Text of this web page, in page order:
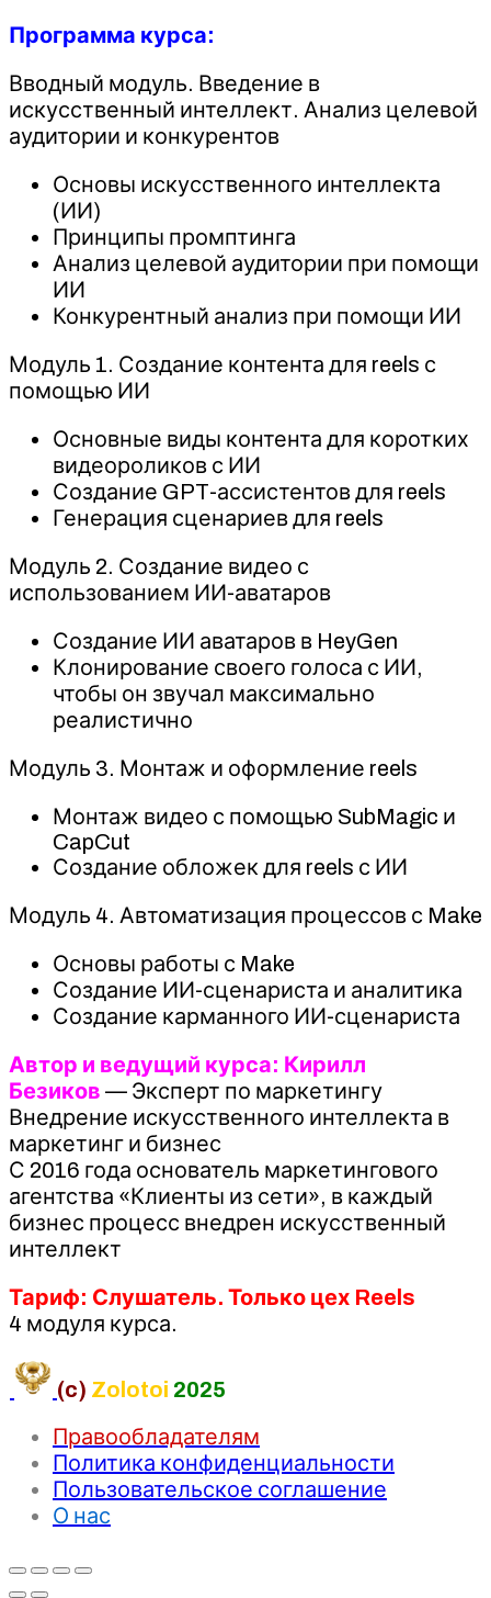
Программа курса:
Вводный модуль. Введение в
искусственный интеллект. Анализ целевой
аудитории и конкурентов
Основы искусственного интеллекта
(ИИ)
Принципы промптинга
Анализ целевой аудитории при помощи
ИИ
Конкурентный анализ при помощи ИИ
Модуль 1. Создание контента для reels с
помощью ИИ
Основные виды контента для коротких
видеороликов с ИИ
Создание GPT-ассистентов для reels
Генерация сценариев для reels
Модуль 2. Создание видео с
использованием ИИ-аватаров
Создание ИИ аватаров в HeyGen
Клонирование своего голоса с ИИ,
чтобы он звучал максимально
реалистично
Модуль 3. Монтаж и оформление reels
Монтаж видео с помощью SubMagic и
CapCut
Создание обложек для reels с ИИ
Модуль 4. Автоматизация процессов с Make
Основы работы с Make
Создание ИИ-сценариста и аналитика
Создание карманного ИИ-сценариста
Автор и ведущий курса: Кирилл
Безиков — Эксперт по маркетингу
Внедрение искусственного интеллекта в
маркетинг и бизнес
С 2016 года основатель маркетингового
агентства «Клиенты из сети», в каждый
бизнес процесс внедрен искусственный
интеллект
Тариф: Слушатель. Только цех Reels
4 модуля курса.
(c) Zolotoi 2025
Правообладателям
Политика конфиденциальности
Пользовательское соглашение
О нас